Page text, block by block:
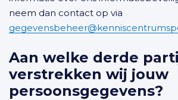
neem dan contact op via
Aan welke derde
verstrekken wij jouw
persoonsgegevens?